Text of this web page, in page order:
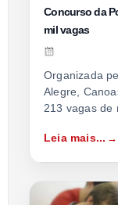
Concurso da
mil vagas
Organizada
Alegre,
213 vagas de
Leia mais...